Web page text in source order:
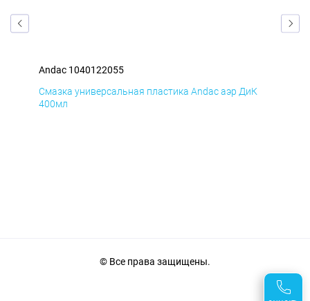
Andac 1040122055
Смазка универсальная пластика Andac аэр ДиК
400мл
© Все права защищены.